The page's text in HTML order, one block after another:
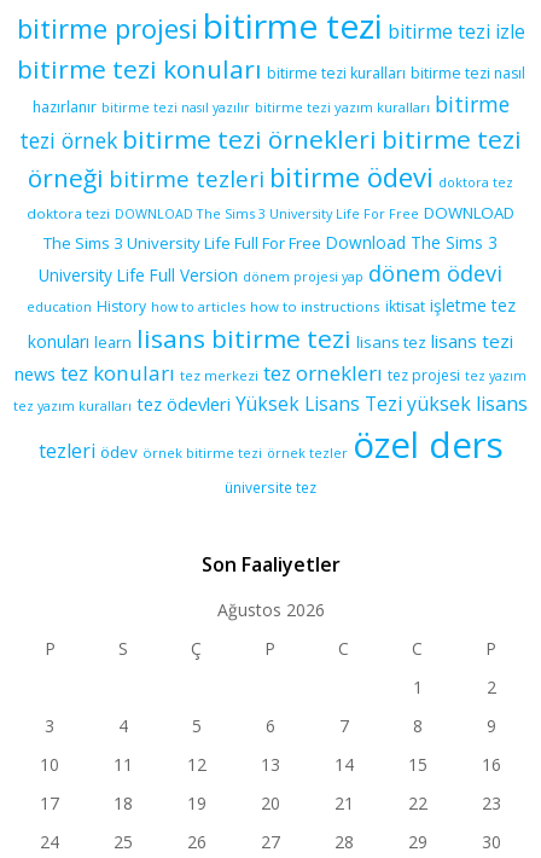
bitirme projesi bitirme tezi bitirme tezi izle
bitirme tezi konuları bitirme tezi kuralları bitirme tezi nasıl
hazırlanır bitirme tezi nasıl yazılır bitirme tezi yazım kuralları bitirme
tezi örnek bitirme tezi örnekleri bitirme tezi
örneği bitirme tezleri bitirme ödevi doktora tez
doktora tezi DOWNLOAD The Sims 3 University Life For Free DOWNLOAD
The Sims 3 University Life Full For Free Download The Sims 3
University Life Full Version dönem projesi yap dönem ödevi
education History how to articles how to instructions iktisat işletme tez
konuları learn lisans bitirme tezi lisans tez lisans tezi
news tez konuları tez merkezi tez orneklerı tez projesi tez yazım
tez yazım kuralları tez ödevleri Yüksek Lisans Tezi yüksek lisans
tezleri ödev örnek bitirme tezi örnek tezler özel ders
üniversite tez
Son Faaliyetler
Ağustos 2026
P
S Ç P C C
P
1
2
3
4 5 6 7 8
9
10
11 12 13 14 15
16
17
18 19 20 21 22
23
24
25 26 27 28 29
30